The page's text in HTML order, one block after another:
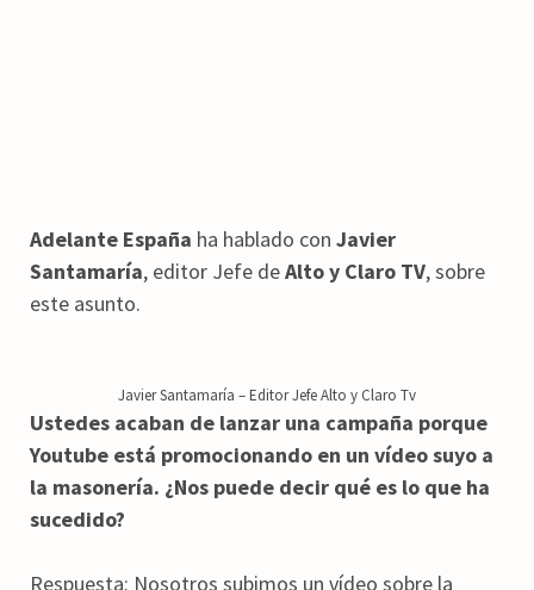
Adelante España ha hablado con Javier
Santamaría, editor Jefe deAlto y Claro TV, sobre
este asunto.
Javier Santamaría – Editor Jefe Alto y Claro Tv
Ustedes acaban de lanzar una campaña porque
Youtube está promocionando en un vídeo suyo a
la masonería. ¿Nos puede decir qué es lo que ha
sucedido?
Respuesta: Nosotros subimos un vídeo sobre la